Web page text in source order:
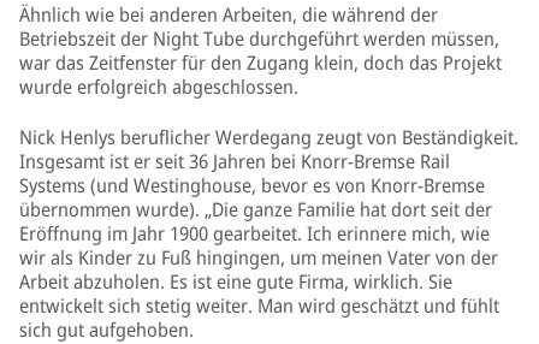
Ähnlich wie bei anderen Arbeiten, die während der
Betriebszeit der Night Tube durchgeführt werden müssen,
war das Zeitfenster für den Zugang klein, doch das Projekt
wurde erfolgreich abgeschlossen.
Nick Henlys beruflicher Werdegang zeugt von Beständigkeit.
Insgesamt ist er seit 36 Jahren bei Knorr-Bremse Rail
Systems (und Westinghouse, bevor es von Knorr-Bremse
übernommen wurde). „Die ganze Familie hat dort seit der
Eröffnung im Jahr 1900 gearbeitet. Ich erinnere mich, wie
wir als Kinder zu Fuß hingingen, um meinen Vater von der
Arbeit abzuholen. Es ist eine gute Firma, wirklich. Sie
entwickelt sich stetig weiter. Man wird geschätzt und fühlt
sich gut aufgehoben.